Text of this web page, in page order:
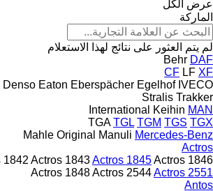
عرض الكل
الماركة
لم يتم العثور على نتائج لهذا الاستعلام
Behr DAF
CF LF XF
Denso Eaton Eberspächer Egelhof IVECO
Stralis Trakker
International
Keihin MAN
TGA TGL TGM TGS TGX
Mahle Original
Manuli Mercedes-Benz
Actros
1842 Actros 1843Actros 1845Actros 1846
Actros 1848Actros 2544Actros 2551
Antos